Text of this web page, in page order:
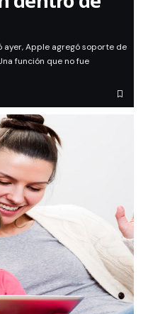
ayer, Apple agregó soporte de
función que no fue